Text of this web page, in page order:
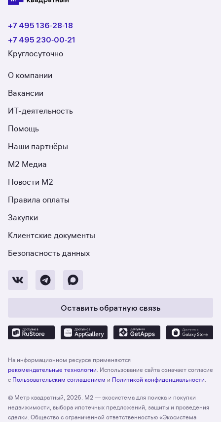
+7 495 136‑28‑18
+7 495 230‑00‑21
Круглосуточно
О компании
Вакансии
ИТ-деятельность
Помощь
Наши партнёры
М2 Медиа
Новости М2
Правила оплаты
Закупки
Клиентские документы
Безопасность данных
Оставить обратную связь
На информационном ресурсе применяются
рекомендательные технологии . Использование сайта означает согласие
с Пользовательским соглашением и Политикой конфиденциальности
© Метр квадратный, 2026. М2 — экосистема для поиска и покупки
недвижимости, выбора ипотечных предложений, защиты и проведения
сделки. Общество с ограниченной ответственностью «Экосистема